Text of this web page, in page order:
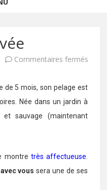
Commentaires fermés
de 5 mois, son pelage est
Née dans un jardin à
et sauvage (maintenant
montre très affectueuse.
vous sera une de ses